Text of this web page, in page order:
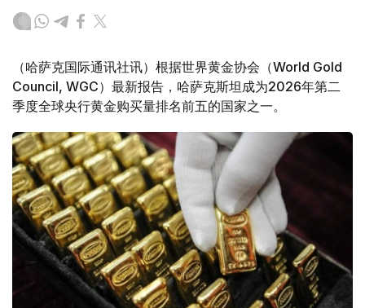
（哈萨克国际通讯社讯）根据世界黄金协会（World Gold
Council, WGC）最新报告，哈萨克斯坦成为2026年第二
季度全球央行黄金购买量排名前五的国家之一。